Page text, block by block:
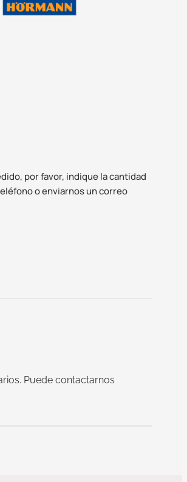
por favor, indique la cantidad
o enviarnos un correo
Puede contactarnos